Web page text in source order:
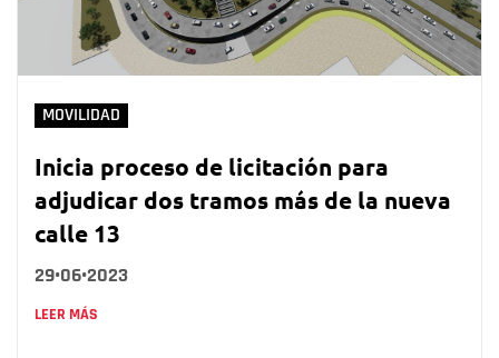
MOVILIDAD
Inicia proceso de licitación para
adjudicar dos tramos más de la nueva
calle 13
29•06•2023
LEER MÁS